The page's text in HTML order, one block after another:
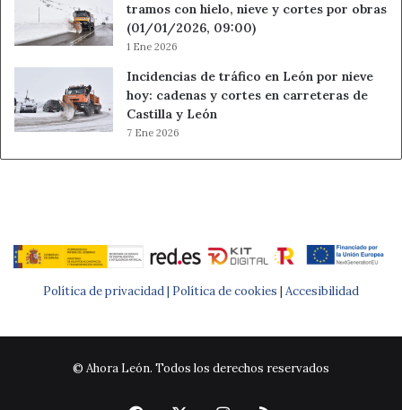
tramos con hielo, nieve y cortes por obras
(01/01/2026, 09:00)
1 Ene 2026
Incidencias de tráfico en León por nieve
hoy: cadenas y cortes en carreteras de
Castilla y León
7 Ene 2026
Política de privacidad | Política de cookies | Accesibilidad
© Ahora León. Todos los derechos reservados